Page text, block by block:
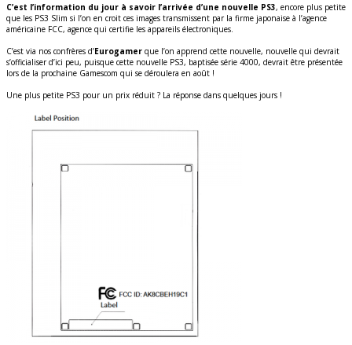
C’est l’information du jour à savoir l’arrivée d’une nouvelle PS3, encore plus petite
que les PS3 Slim si l’on en croit ces images transmissent par la firme japonaise à l’agence
américaine FCC, agence qui certifie les appareils électroniques.
C’est via nos confrères d’Eurogamer que l’on apprend cette nouvelle, nouvelle qui devrait
s’officialiser d’ici peu, puisque cette nouvelle PS3, baptisée série 4000, devrait être présentée
lors de la prochaine Gamescom qui se déroulera en août !
Une plus petite PS3 pour un prix réduit ? La réponse dans quelques jours !